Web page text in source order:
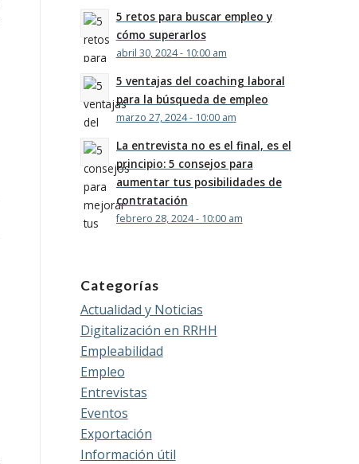
5 retos para buscar empleo y
cómo superarlos
abril 30, 2024 - 10:00 am
5 ventajas del coaching laboral
para la búsqueda de empleo
marzo 27, 2024 - 10:00 am
La entrevista no es el final, es el
principio: 5 consejos para
aumentar tus posibilidades de
contratación
febrero 28, 2024 - 10:00 am
Categorías
Actualidad y Noticias
Digitalización en RRHH
Empleabilidad
Empleo
Entrevistas
Eventos
Exportación
Información útil